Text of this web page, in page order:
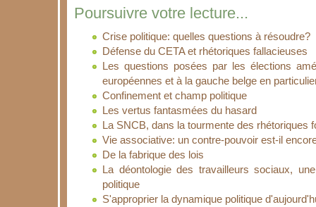
Poursuivre votre lecture...
Crise politique: quelles questions à résoudre?
Défense du CETA et rhétoriques fallacieuses
Les questions posées par les élections
européennes et à la gauche belge en
Confinement et champ politique
Les vertus fantasmées du hasard
La SNCB, dans la tourmente des rhétoriques
Vie associative: un contre-pouvoir est-il
De la fabrique des lois
La déontologie des travailleurs sociaux,
politique
S'approprier la dynamique politique